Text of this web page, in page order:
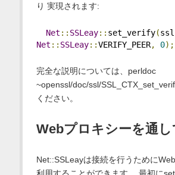
り 実現されます:
Net :: SSLeay:: set_verify(ssl
Net :: SSLeay::VERIFY_PEER, 0);
完全な説明については、perldoc
~openssl/doc/ssl/
ください。
Webプロキシーを通
Net::SSLeayは接続を行うために
利用することができます。 最初に